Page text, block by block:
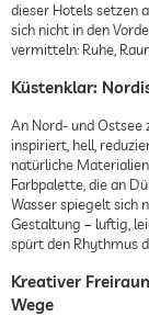
dieser Hotels setzen
sich nicht in den
vermitteln: Ruhe,
Küstenklar:
An Nord- und Ostsee
inspiriert, hell,
natürliche
Farbpalette, die an
Wasser spiegelt sich
Gestaltung – luftig,
spürt den Rhythmus
Kreativer
Wege